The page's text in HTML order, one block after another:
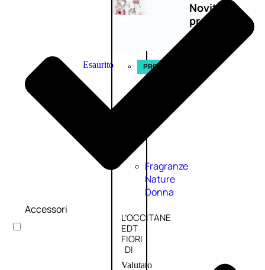
Novità
profumi
nature
Esaurito PROMO
Fragranze
Nature
Donna
L’OCCITANE
EDT
FIORI
DI
Valutato
Accessori